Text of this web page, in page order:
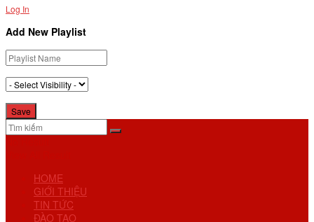
Log In
Add New Playlist
HOME
GIỚI THIỆU
TIN TỨC
ĐÀO TẠO